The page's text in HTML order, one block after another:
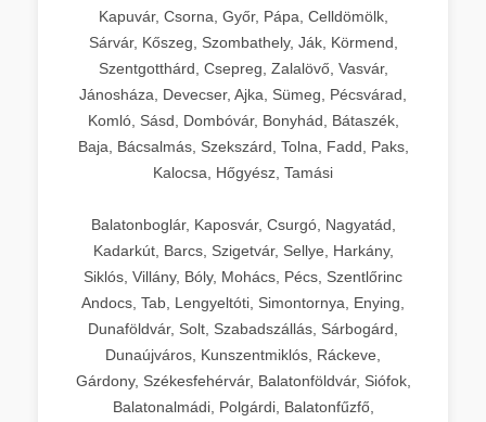
Kapuvár, Csorna, Győr, Pápa, Celldömölk,
Sárvár, Kőszeg, Szombathely, Ják, Körmend,
Szentgotthárd, Csepreg, Zalalövő, Vasvár,
Jánosháza, Devecser, Ajka, Sümeg, Pécsvárad,
Komló, Sásd, Dombóvár, Bonyhád, Bátaszék,
Baja, Bácsalmás, Szekszárd, Tolna, Fadd, Paks,
Kalocsa, Hőgyész, Tamási
Balatonboglár, Kaposvár, Csurgó, Nagyatád,
Kadarkút, Barcs, Szigetvár, Sellye, Harkány,
Siklós, Villány, Bóly, Mohács, Pécs, Szentlőrinc
Andocs, Tab, Lengyeltóti, Simontornya, Enying,
Dunaföldvár, Solt, Szabadszállás, Sárbogárd,
Dunaújváros, Kunszentmiklós, Ráckeve,
Gárdony, Székesfehérvár, Balatonföldvár, Siófok,
Balatonalmádi, Polgárdi, Balatonfűzfő,